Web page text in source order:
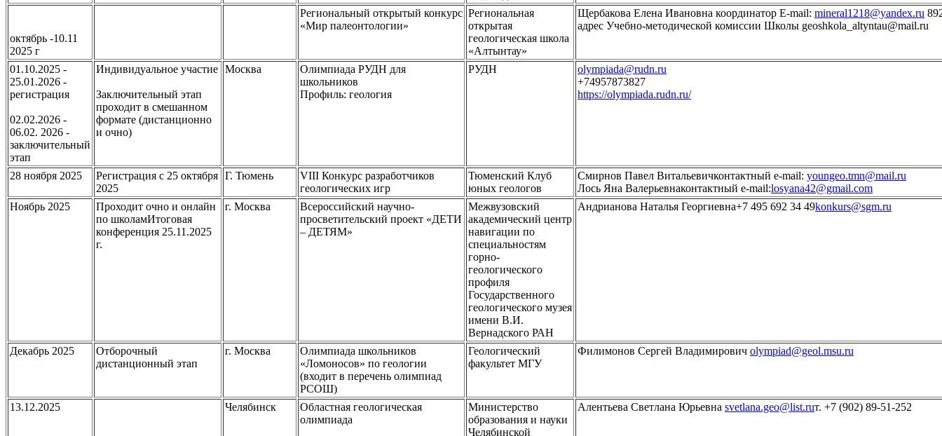
октябрь -10.11
2025 г
Региональный открытый конкурс
«Мир палеонтологии»
Региональная
открытая
геологическая школа
«Алтынтау»
Щербакова Елена Ивановна координатор E-mail: mineral1218@yandex.ru
адрес Учебно-методической комиссии Школы geoshkola_altyntau@mail.ru
01.10.2025 -
25.01.2026 -
регистрация
02.02.2026 -
06.02. 2026 -
заключительный
этап
Индивидуальное участие
Заключительный этап
проходит в смешанном
формате (дистанционно
и очно)
Москва
Олимпиада РУДН для
школьников
Профиль: геология
РУДН
olympiada@rudn.ru
+74957873827
https://olympiada.rudn.ru/
28 ноября 2025
Регистрация с 25 октября
2025
Г. Тюмень
VIII Конкурс разработчиков
геологических игр
Тюменский Клуб
юных геологов
Смирнов Павел Витальевичконтактный e-mail: youngeo.tmn@mail.ru
Лось Яна Валерьевнаконтактный e-mail:losyana42@gmail.com
Ноябрь 2025
Проходит очно и онлайн
по школамИтоговая
конференция 25.11.2025
г.
г. Москва
Всероссийский научно-
просветительский проект «ДЕТИ
– ДЕТЯМ»
Межвузовский
академический центр
навигации по
специальностям
горно-
геологического
профиля
Государственного
геологического музея
имени В.И.
Вернадского РАН
Андрианова Наталья Георгиевна+7 495 692 34 49konkurs@sgm.ru
Декабрь 2025
Отборочный
дистанционный этап
г. Москва
Олимпиада школьников
«Ломоносов» по геологии
(входит в перечень олимпиад
РСОШ)
Геологический
факультет МГУ
Филимонов Сергей Владимирович olympiad@geol.msu.ru
13.12.2025 Челябинск
Областная геологическая
олимпиада
Министерство
образования и науки
Челябинской
Алентьева Светлана Юрьевна svetlana.geo@list.ruт. +7 (902) 89-51-252